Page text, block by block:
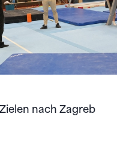
nach Zagreb